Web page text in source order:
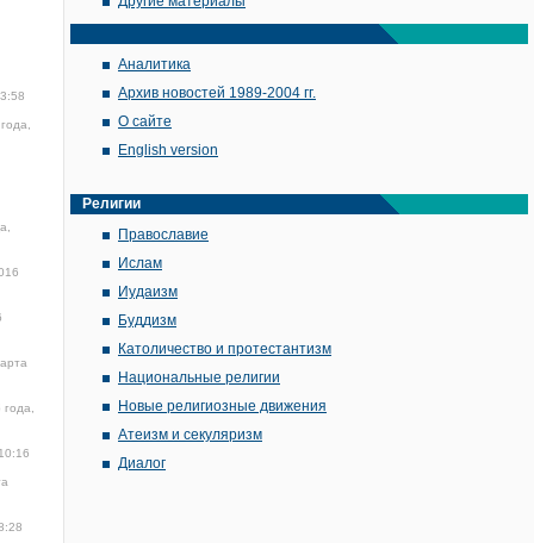
Аналитика
Архив новостей 1989-2004 гг.
О сайте
English version
Религии
Православие
Ислам
Иудаизм
Буддизм
Католичество и протестантизм
Национальные религии
Новые религиозные движения
Атеизм и секуляризм
Диалог